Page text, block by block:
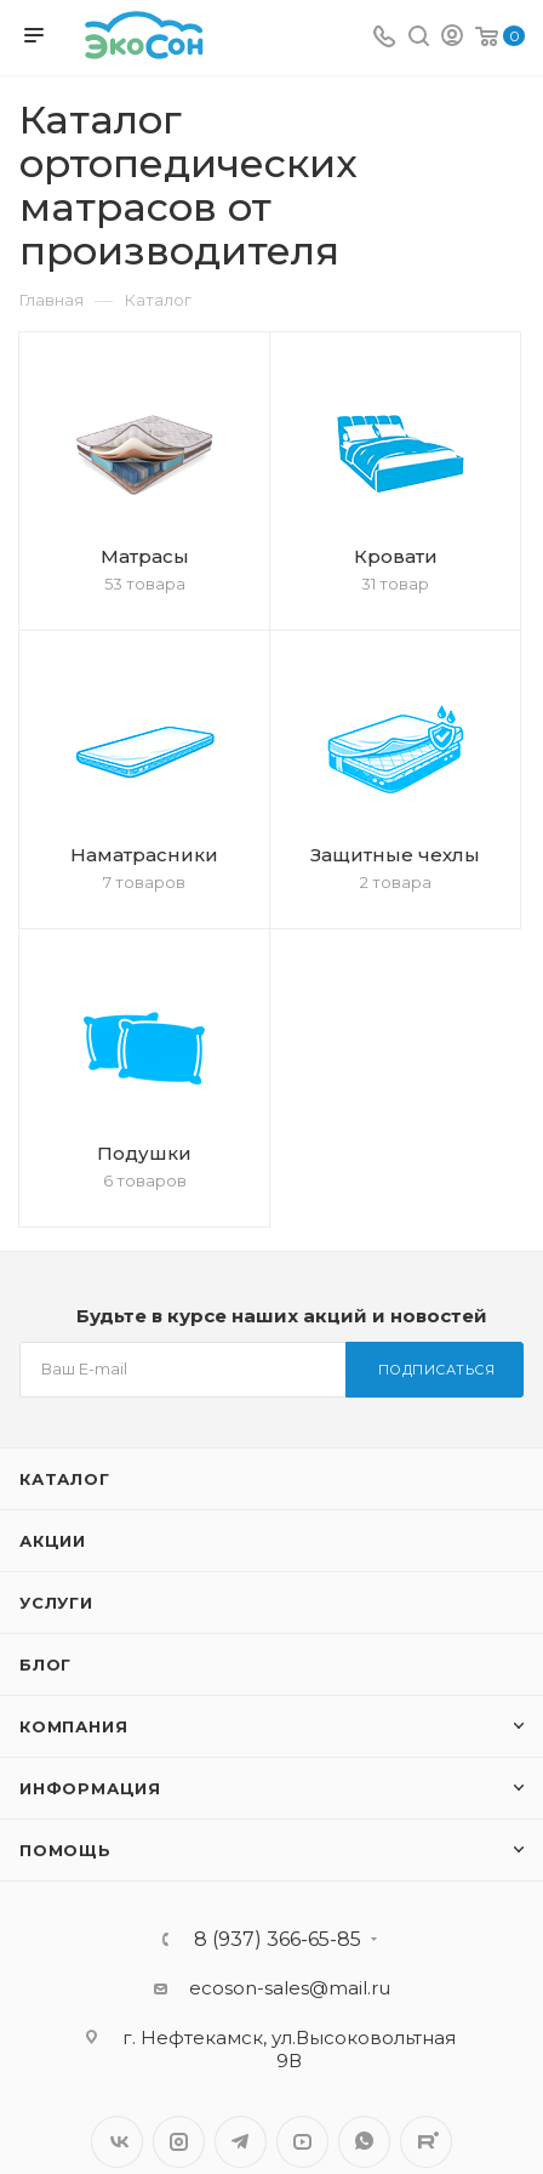
0
Каталог
ортопедических
матрасов от
производителя
Главная — Каталог
Матрасы
53 товара
Кровати
31 товар
Наматрасники
7 товаров
Защитные чехлы
2 товара
Подушки
6 товаров
Будьте в курсе наших акций и новостей
ПОДПИСАТЬСЯ
КАТАЛОГ
АКЦИИ
УСЛУГИ
БЛОГ
КОМПАНИЯ
ИНФОРМАЦИЯ
ПОМОЩЬ
8 (937) 366-65-85
ecoson-sales@mail.ru
г. Нефтекамск, ул.Высоковольтная
9В